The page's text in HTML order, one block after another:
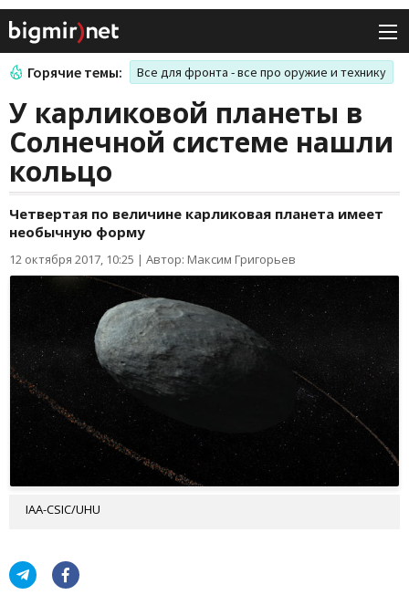
Горячие темы: Все для фронта - все про оружие и технику
У карликовой планеты в
Солнечной системе нашли
кольцо
Четвертая по величине карликовая планета имеет
необычную форму
12 октября 2017, 10:25 | Автор: Максим Григорьев
IAA-CSIC/UHU